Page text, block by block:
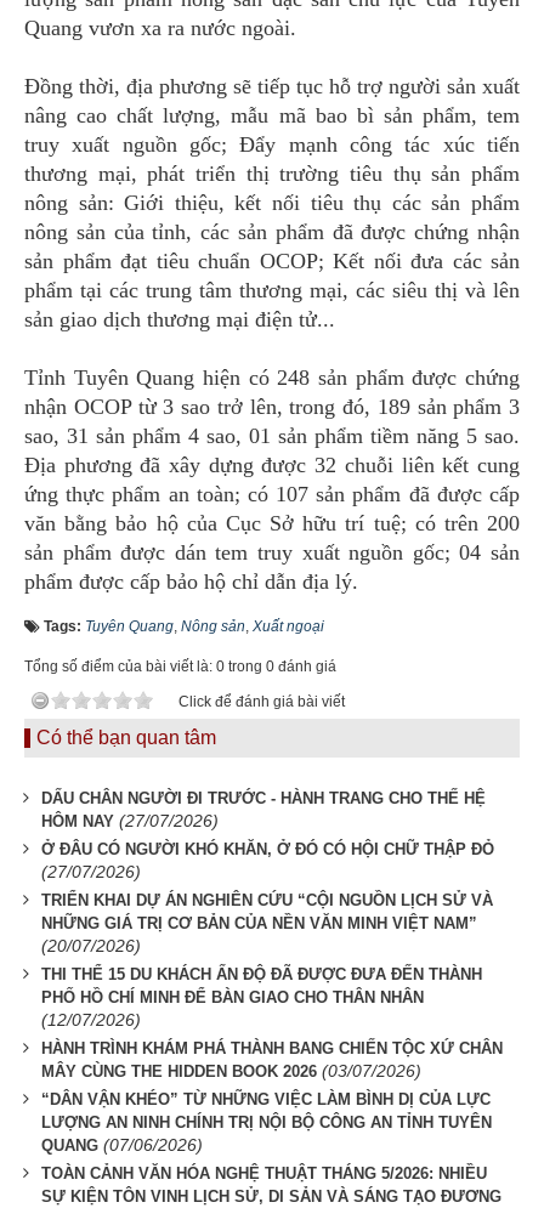
Quang vươn xa ra nước ngoài.
Đồng thời, địa phương sẽ tiếp tục hỗ trợ người sản xuất
nâng cao chất lượng, mẫu mã bao bì sản phẩm, tem
truy xuất nguồn gốc; Đẩy mạnh công tác xúc tiến
thương mại, phát triển thị trường tiêu thụ sản phẩm
nông sản: Giới thiệu, kết nối tiêu thụ các sản phẩm
nông sản của tỉnh, các sản phẩm đã được chứng nhận
sản phẩm đạt tiêu chuẩn OCOP; Kết nối đưa các sản
phẩm tại các trung tâm thương mại, các siêu thị và lên
sản giao dịch thương mại điện tử...
Tỉnh Tuyên Quang hiện có 248 sản phẩm được chứng
nhận OCOP từ 3 sao trở lên, trong đó, 189 sản phẩm 3
sao, 31 sản phẩm 4 sao, 01 sản phẩm tiềm năng 5 sao.
Địa phương đã xây dựng được 32 chuỗi liên kết cung
ứng thực phẩm an toàn; có 107 sản phẩm đã được cấp
văn bằng bảo hộ của Cục Sở hữu trí tuệ; có trên 200
sản phẩm được dán tem truy xuất nguồn gốc; 04 sản
phẩm được cấp bảo hộ chỉ dẫn địa lý.
Tags: Tuyên Quang, Nông sản, Xuất ngoại
Tổng số điểm của bài viết là: 0 trong 0 đánh giá
Click để đánh giá bài viết
Có thể bạn quan tâm
DẤU CHÂN NGƯỜI ĐI TRƯỚC - HÀNH TRANG CHO THẾ HỆ
HÔM NAY (27/07/2026)
Ở ĐÂU CÓ NGƯỜI KHÓ KHĂN, Ở ĐÓ CÓ HỘI CHỮ THẬP ĐỎ
(27/07/2026)
TRIỂN KHAI DỰ ÁN NGHIÊN CỨU “CỘI NGUỒN LỊCH SỬ VÀ
NHỮNG GIÁ TRỊ CƠ BẢN CỦA NỀN VĂN MINH VIỆT NAM”
(20/07/2026)
THI THỂ 15 DU KHÁCH ẤN ĐỘ ĐÃ ĐƯỢC ĐƯA ĐẾN THÀNH
PHỐ HỒ CHÍ MINH ĐỂ BÀN GIAO CHO THÂN NHÂN
(12/07/2026)
HÀNH TRÌNH KHÁM PHÁ THÀNH BANG CHIẾN TỘC XỨ CHÂN
MÂY CÙNG THE HIDDEN BOOK 2026 (03/07/2026)
“DÂN VẬN KHÉO” TỪ NHỮNG VIỆC LÀM BÌNH DỊ CỦA LỰC
LƯỢNG AN NINH CHÍNH TRỊ NỘI BỘ CÔNG AN TỈNH TUYÊN
QUANG (07/06/2026)
TOÀN CẢNH VĂN HÓA NGHỆ THUẬT THÁNG 5/2026: NHIỀU
SỰ KIỆN TÔN VINH LỊCH SỬ, DI SẢN VÀ SÁNG TẠO ĐƯƠNG